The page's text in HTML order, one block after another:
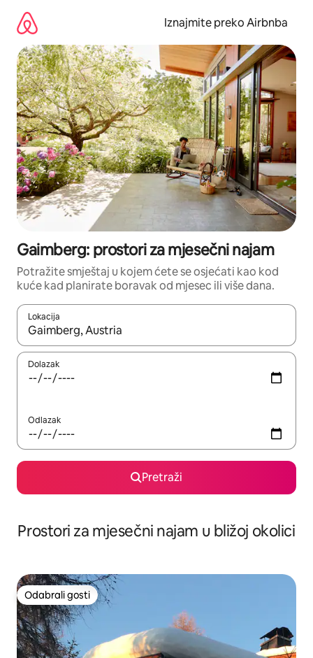
sadržaj
Iznajmite preko Airbnba
Gaimberg: prostori za mjesečni najam
Potražite smještaj u kojem ćete se osjećati kao kod
kuće kad planirate boravak od mjesec ili više dana.
Lokacija
Kada budu dostupni rezultati, moći ćete ih pregledati
Dolazak
Odlazak
Pretraži
Prostori za mjesečni najam u bližoj okolici
Odabrali gosti
Odabrali gosti